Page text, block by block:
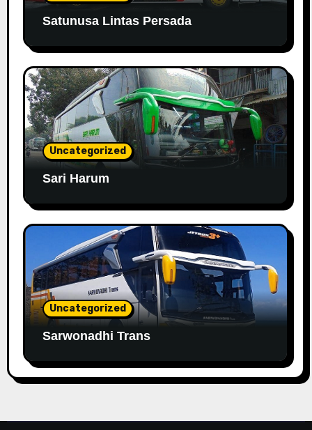
Satunusa Lintas Persada
Uncategorized
Sari Harum
Uncategorized
Sarwonadhi Trans